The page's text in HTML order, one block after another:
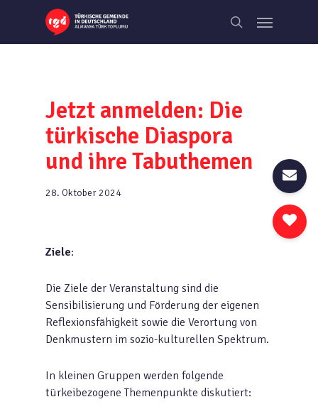
main
search
Menu
Jetzt anmelden: Die
türkische Diaspora
und ihre Tabuthemen
28. Oktober 2024
Ziele:
Die Ziele der Veranstaltung sind die
Sensibilisierung und Förderung der eigenen
Reflexionsfähigkeit sowie die Verortung von
Denkmustern im sozio-kulturellen Spektrum.
In kleinen Gruppen werden folgende
türkeibezogene Themenpunkte diskutiert: